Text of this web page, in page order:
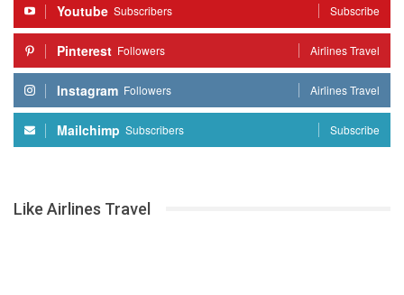
Youtube Subscribers Subscribe
Pinterest Followers Airlines Travel
Instagram Followers Airlines Travel
Mailchimp Subscribers Subscribe
Like Airlines Travel